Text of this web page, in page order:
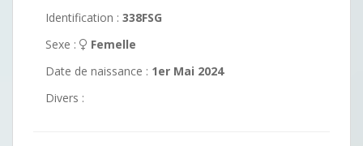
Identification : 338FSG
Sexe :
Femelle
Date de naissance : 1er Mai 2024
Divers :